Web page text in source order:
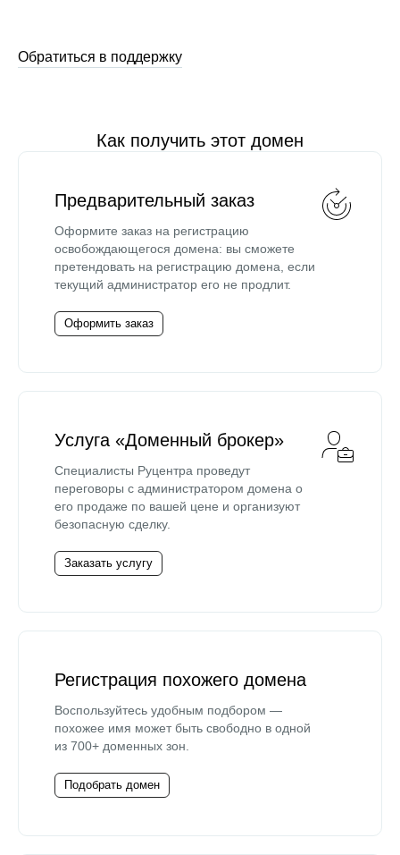
Обратиться в поддержку
Как получить этот домен
Предварительный заказ
Оформите заказ на регистрацию
освобождающегося домена: вы сможете
претендовать на регистрацию домена, если
текущий администратор его не продлит.
Оформить заказ
Услуга «Доменный брокер»
Специалисты Руцентра проведут
переговоры с администратором домена о
его продаже по вашей цене и организуют
безопасную сделку.
Заказать услугу
Регистрация похожего домена
Воспользуйтесь удобным подбором —
похожее имя может быть свободно в одной
из 700+ доменных зон.
Подобрать домен